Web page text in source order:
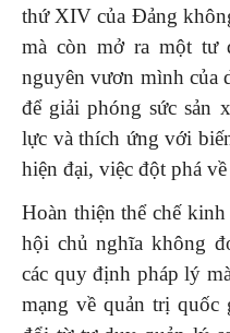
thứ XIV của Đảng
mà còn mở ra một tư
nguyên vươn mình của
để giải phóng sức sản
lực và thích ứng với
hiện đại, việc đột phá
Hoàn thiện thể chế
hội chủ nghĩa không
các quy định pháp lý
mạng về quản trị